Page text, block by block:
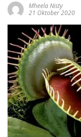
Mheela Nisty
21 Oktober 2020